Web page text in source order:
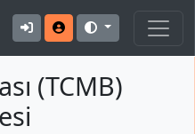
(TCMB)